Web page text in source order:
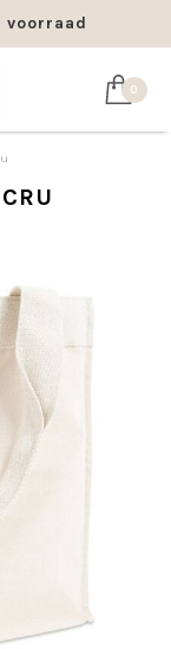
0